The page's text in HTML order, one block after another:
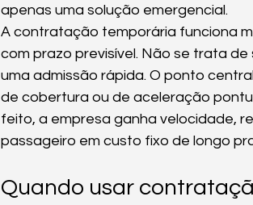
apenas uma solução emergencial.
A contratação temporária funciona
com prazo previsível. Não se trata
uma admissão rápida. O ponto
de cobertura ou de aceleração
feito, a empresa ganha velocidade,
passageiro em custo fixo de longo
Quando usar